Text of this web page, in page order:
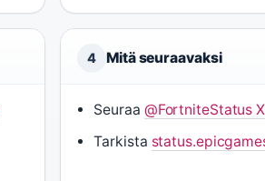
4 Mitä seuraavaksi
Seuraa @FortniteStatus
Tarkista